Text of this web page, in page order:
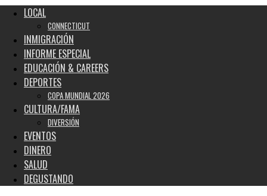
LOCAL
CONNECTICUT
INMIGRACIÓN
INFORME ESPECIAL
EDUCACIÓN & CAREERS
DEPORTES
COPA MUNDIAL 2026
CULTURA/FAMA
DIVERSIÓN
EVENTOS
DINERO
SALUD
DEGUSTANDO